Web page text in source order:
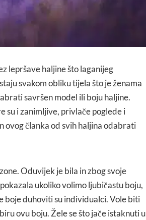
lepršave haljine što laganijeg
svakom obliku tijela što je ženama
savršen model ili boju haljine.
su i zanimljive, privlače poglede i
ovog članka od svih haljina odabrati
Oduvijek je bila in zbog svoje
ukoliko volimo ljubičastu boju,
duhoviti su individualci. Vole biti
ovu boju. Žele se što jače istaknuti u